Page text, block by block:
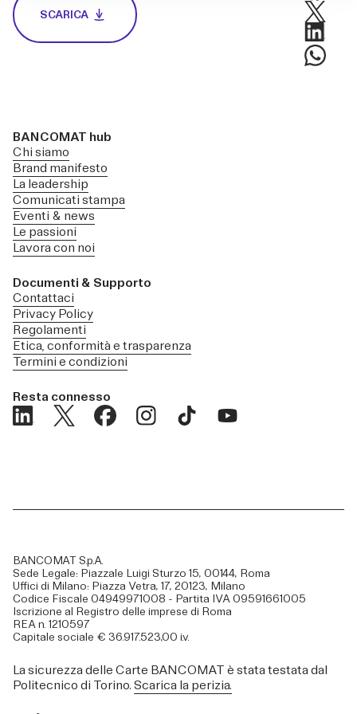
SCARICA
BANCOMAT hub
Chi siamo
Brand manifesto
La leadership
Comunicati stampa
Eventi & news
Le passioni
Lavora con noi
Documenti & Supporto
Contattaci
Privacy Policy
Regolamenti
Etica, conformità e trasparenza
Termini e condizioni
Resta connesso
BANCOMAT S.p.A.
Sede Legale: Piazzale Luigi Sturzo 15, 00144, Roma
Uffici di Milano: Piazza Vetra, 17, 20123, Milano
Codice Fiscale 04949971008 - Partita IVA 09591661005
Iscrizione al Registro delle imprese di Roma
REA n. 1210597
Capitale sociale € 36.917.523,00 i.v.
La sicurezza delle Carte BANCOMAT è stata testata dal
Politecnico di Torino. Scarica la perizia.